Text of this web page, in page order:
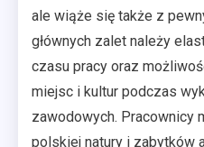
ale wiąże się także z
głównych zalet należy
czasu pracy oraz
miejsc i kultur podczas
zawodowych. Pracownicy
polskiej natury i zabytków